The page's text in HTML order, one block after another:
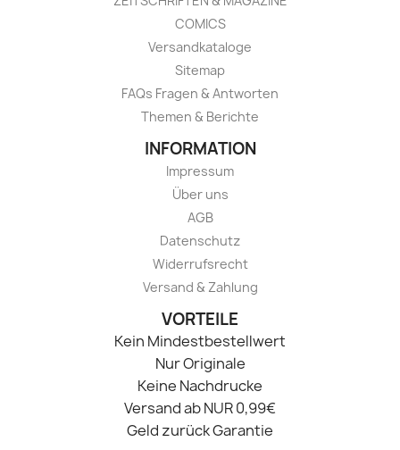
COMICS
Versandkataloge
Sitemap
FAQs Fragen & Antworten
Themen & Berichte
INFORMATION
Impressum
Über uns
AGB
Datenschutz
Widerrufsrecht
Versand & Zahlung
VORTEILE
Kein Mindestbestellwert
Nur Originale
Keine Nachdrucke
Versand ab NUR 0,99€
Geld zurück Garantie